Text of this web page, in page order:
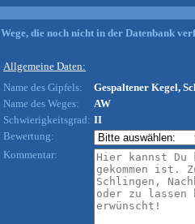
Wege, die noch nicht in der Datenbank
Allgemeine Daten:
Name des Gipfels:
Gespaltener Kegel,
Name des Weges:
AW
Schwierigkeitsgrad: II
Bewertung:
Kommentar: